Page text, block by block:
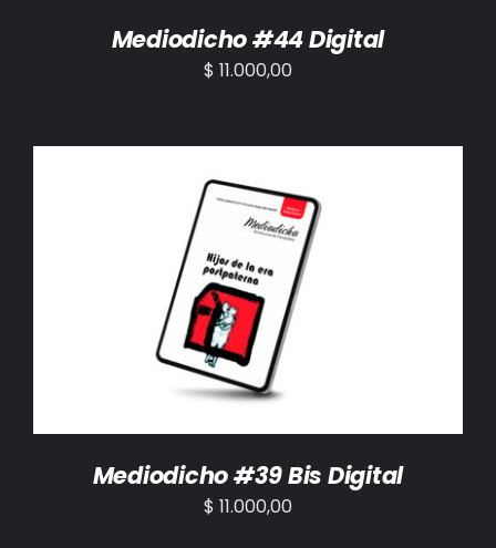
Mediodicho #44 Digital
$ 11.000,00
AÑADIR AL CARRITO /
Mediodicho #39 Bis Digital
$ 11.000,00